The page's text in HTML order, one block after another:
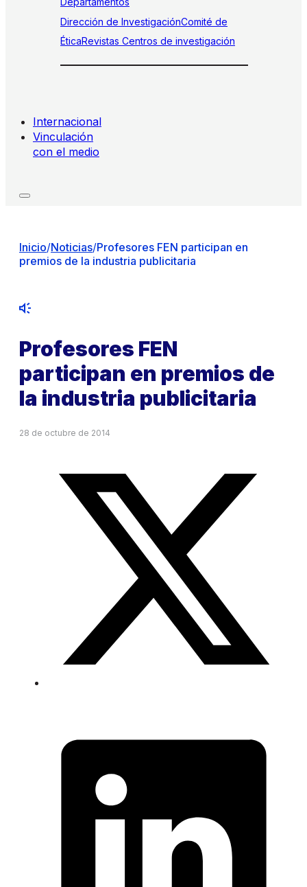
Dirección de InvestigaciónComité de
ÉticaRevistas Centros de investigación
Internacional
Vinculación
con el medio
Inicio/Noticias/Profesores FEN participan en
premios de la industria publicitaria
Profesores FEN
participan en premios de
la industria publicitaria
28 de octubre de 2014